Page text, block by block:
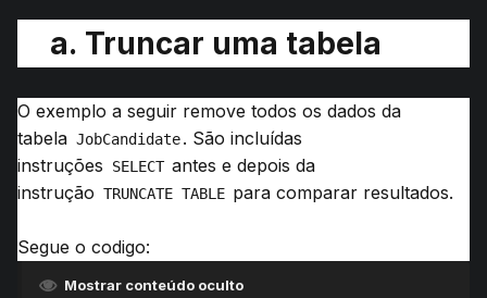
a. Truncar uma tabela
O exemplo a seguir remove todos os dados da
tabela JobCandidate . São incluídas
instruções
SELECT antes e depois da
instrução TRUNCATE TABLE para comparar resultados.
Segue o codigo:
Mostrar conteúdo oculto